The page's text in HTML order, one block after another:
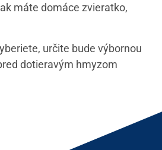
máte domáce zvieratko,
určite bude výbornou
dotieravým hmyzom